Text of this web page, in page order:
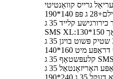
גרייס קוואַנטיטי
אינסטרומענט דעקל 55 ג פילם+28 ג פּפּ 140*190
ס"מ 1 שטיק סטאַנדאַרד כירורגישע קלייד 35 ג
SMS XL:130*150 ס"מ 3 שטיק האַנטעך פלאַך
מוסטער 30*40 ס"מ 3 שטיק פּשוט בויגן 35 ג SMS
140*160 ס"מ 2 שטיק נוציקייט דראַפּע מיט
קלעפּשטאָף 35 ג SMS 40*60 ס"מ 4 שטיק
לאַפּאַראַטאָמי דראַפּע האָריזאָנטאַל 35 ג SMS
190*240 ס"מ 1 שטיק מאַיאָ דעקל 35 ג SMS